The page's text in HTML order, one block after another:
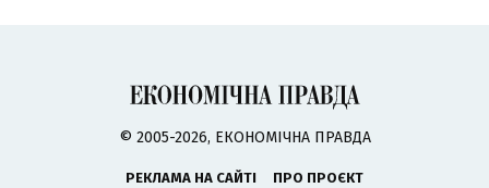
© 2005-2026, ЕКОНОМІЧНА ПРАВДА
РЕКЛАМА НА САЙТІ
ПРО ПРОЄКТ